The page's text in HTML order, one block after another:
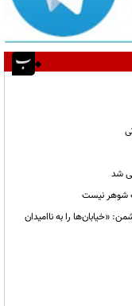
شوهر نیست
«خیابان‌ها را به ناامیدان